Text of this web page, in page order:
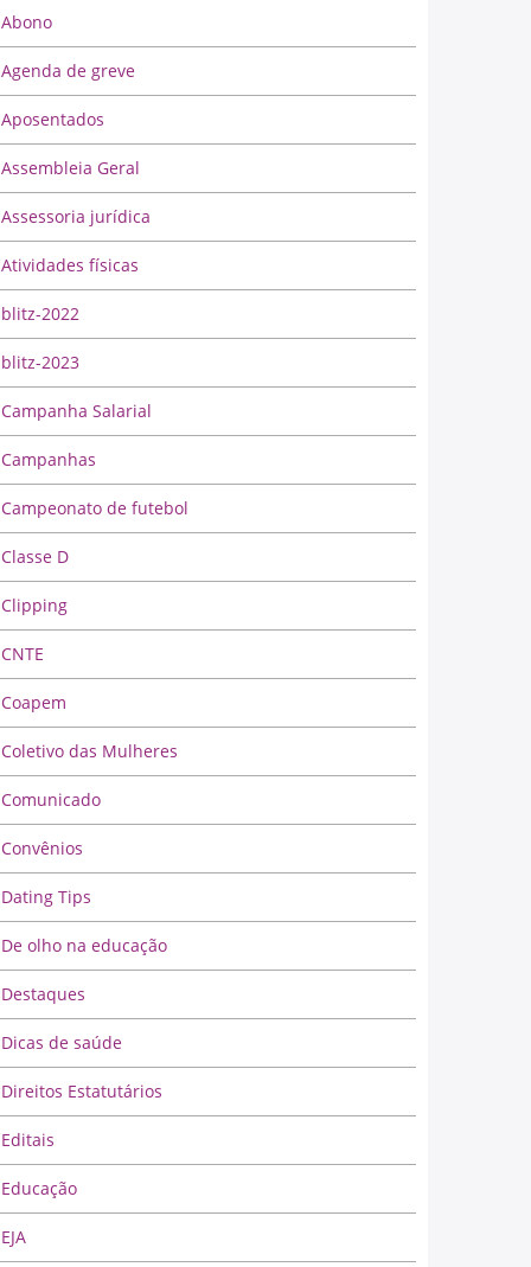
Abono
Agenda de greve
Aposentados
Assembleia Geral
Assessoria jurídica
Atividades físicas
blitz-2022
blitz-2023
Campanha Salarial
Campanhas
Campeonato de futebol
Classe D
Clipping
CNTE
Coapem
Coletivo das Mulheres
Comunicado
Convênios
Dating Tips
De olho na educação
Destaques
Dicas de saúde
Direitos Estatutários
Editais
Educação
EJA